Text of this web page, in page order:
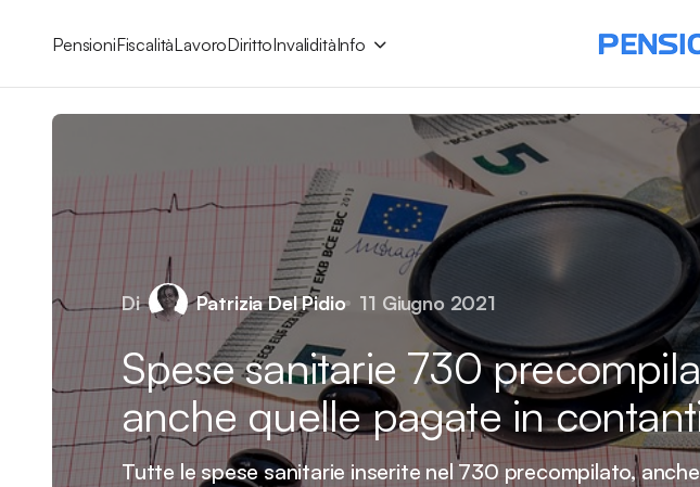
PensioniFiscalitàLavoroDirittoInvaliditàInfo
Di Patrizia Del Pidio 11 Giugno 2021
Spese sanitarie 730
anche quelle pagate in
Tutte le spese sanitarie inserite nel 730 precompilato,